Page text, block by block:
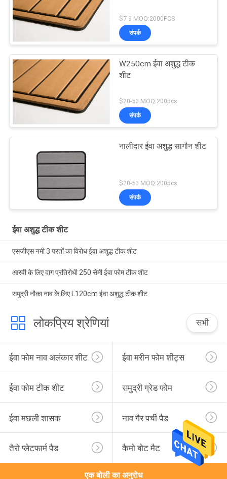
$7-9 MOQ:2000PCS
संपर्क
W250cm ईवा अशुद्ध टीक
शीट
$20-50 MOQ:200pcs
संपर्क
नालीदार ईवा अशुद्ध सागौन शीट
$20-50 MOQ:200pcs
संपर्क
ईवा अशुद्ध टीक शीट
एसजीएस नमी 3 परतों का विरोध ईवा अशुद्ध टीक शीट
आरवी के लिए दाग प्रतिरोधी 250 सेमी ईवा फोम टीक शीट
समुद्री नौका नाव के लिए L120cm ईवा अशुद्ध टीक शीट
लोकप्रिय श्रेणियां सभी
ईवा फोम नाव अलंकार शीट ईवा मरीन फोम शीट्स
ईवा फोम टीक शीट समुद्री ग्रेड फोम
ईवा मछली शासक नाव गैर पर्ची पैड
तैरो प्लेटफार्म पैड कैमो बोट मैट
एक बोली का अनुरोध